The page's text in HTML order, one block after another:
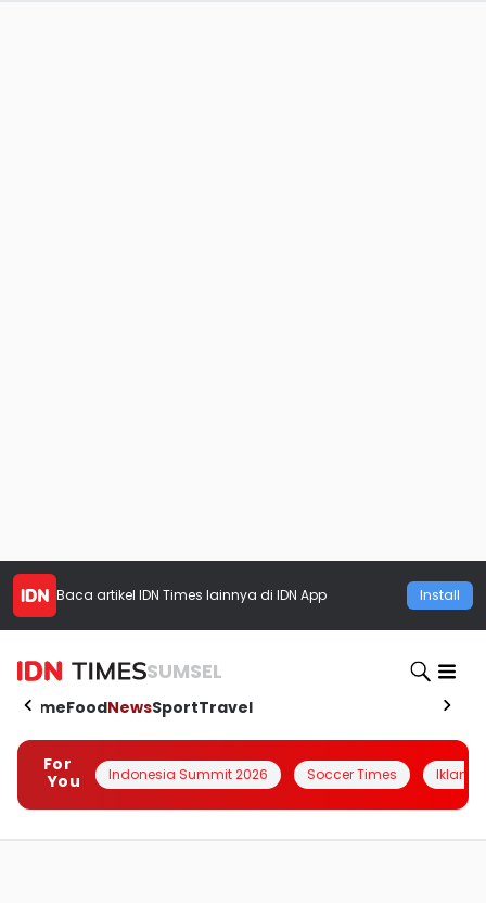
Baca artikel IDN Times lainnya di IDN App Install
SUMSEL
HomeFoodNewsSportTravel
For
You
Indonesia Summit 2026 Soccer Times Iklanin